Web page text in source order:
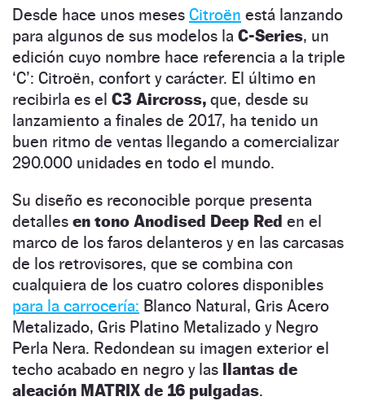
Desde hace unos meses Citroën está lanzando
para algunos de sus modelos la C-Series, un
edición cuyo nombre hace referencia a la triple
‘C’: Citroën, confort y carácter. El último en
recibirla es el C3 Aircross, que, desde su
lanzamiento a finales de 2017, ha tenido un
buen ritmo de ventas llegando a comercializar
290.000 unidades en todo el mundo.
Su diseño es reconocible porque presenta
detalles en tono Anodised Deep Red en el
marco de los faros delanteros y en las carcasas
de los retrovisores, que se combina con
cualquiera de los cuatro colores disponibles
para la carrocería: Blanco Natural, Gris Acero
Metalizado, Gris Platino Metalizado y Negro
Perla Nera. Redondean su imagen exterior el
techo acabado en negro y las llantas de
aleación MATRIX de 16 pulgadas.